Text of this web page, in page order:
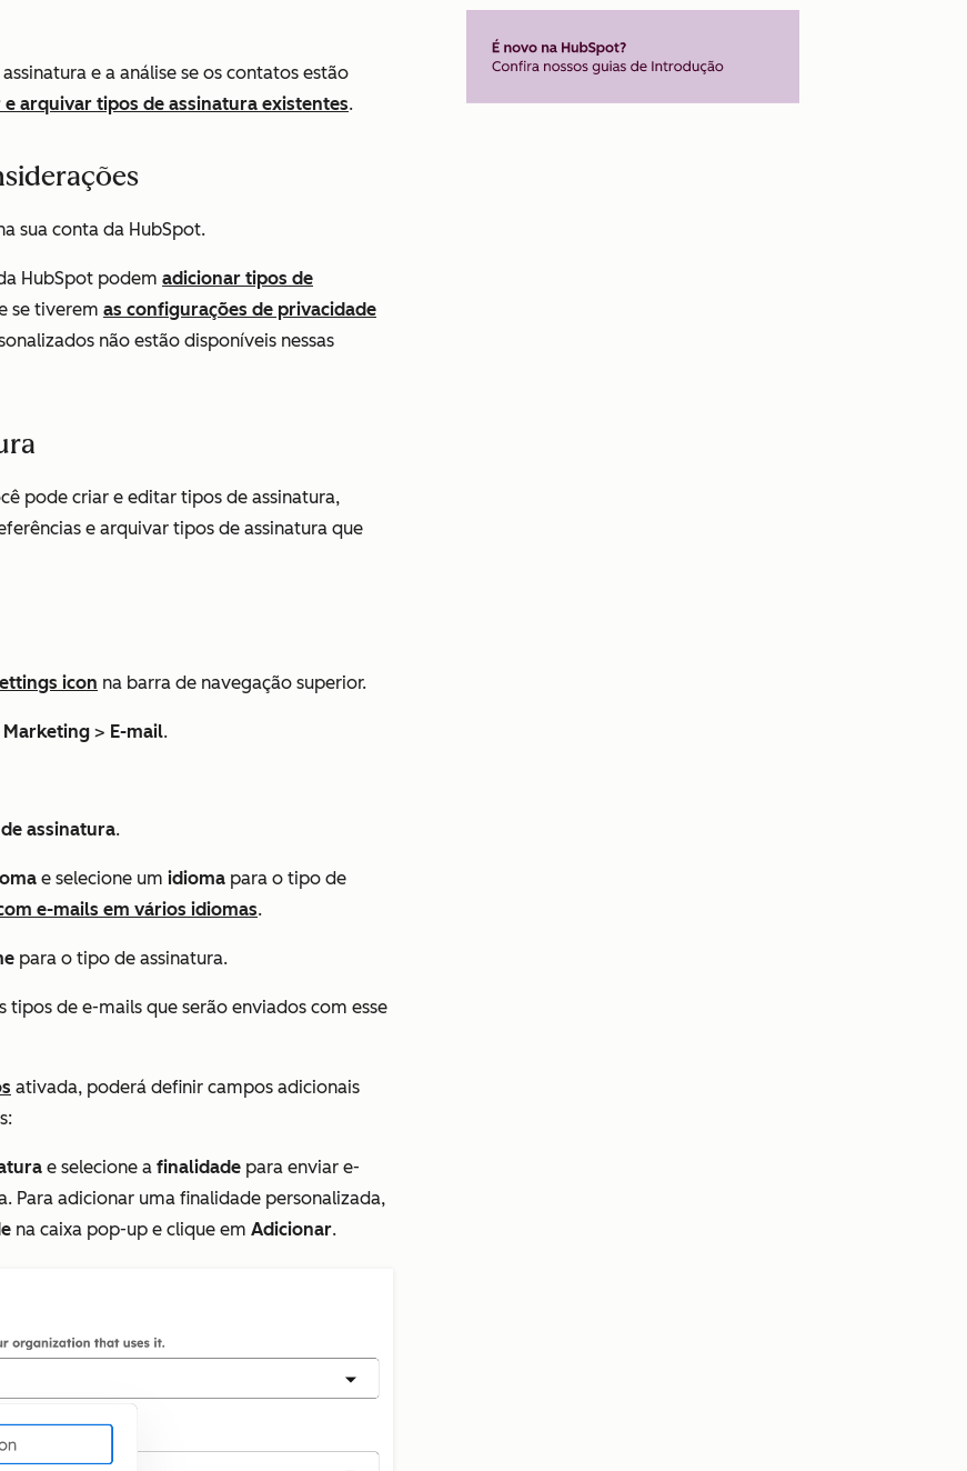
e a análise se os contatos estão
arquivar tipos de assinatura existentes.
sua conta da HubSpot.
HubSpot podem adicionar tipos de
se tiverem as configurações de privacidade
não estão disponíveis nessas
pode criar e editar tipos de assinatura,
e arquivar tipos de assinatura que
icon na barra de navegação superior.
Marketing > E-mail.
assinatura.
e selecione um idioma para o tipo de
e-mails em vários idiomas.
para o tipo de assinatura.
tipos de e-mails que serão enviados com esse
ativada, poderá definir campos adicionais
e selecione a finalidade para enviar e-
Para adicionar uma finalidade personalizada,
na caixa pop-up e clique em Adicionar.